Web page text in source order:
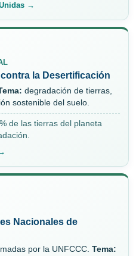
→
la Desertificación
degradación de tierras,
sostenible del suelo.
de las tierras del planeta
Nacionales de
por la UNFCCC. Tema: